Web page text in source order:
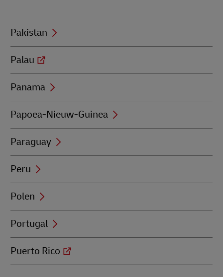
Pakistan
Palau
Panama
Papoea-Nieuw-Guinea
Paraguay
Peru
Polen
Portugal
Puerto Rico